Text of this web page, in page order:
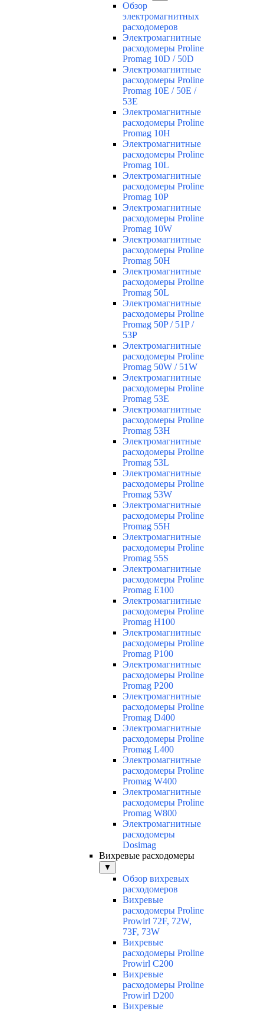
Обзор
электромагнитных
расходомеров
Электромагнитные
расходомеры Proline
Promag 10D / 50D
Электромагнитные
расходомеры Proline
Promag 10E / 50E /
53E
Электромагнитные
расходомеры Proline
Promag 10H
Электромагнитные
расходомеры Proline
Promag 10L
Электромагнитные
расходомеры Proline
Promag 10P
Электромагнитные
расходомеры Proline
Promag 10W
Электромагнитные
расходомеры Proline
Promag 50H
Электромагнитные
расходомеры Proline
Promag 50L
Электромагнитные
расходомеры Proline
Promag 50P / 51P /
53P
Электромагнитные
расходомеры Proline
Promag 50W / 51W
Электромагнитные
расходомеры Proline
Promag 53E
Электромагнитные
расходомеры Proline
Promag 53H
Электромагнитные
расходомеры Proline
Promag 53L
Электромагнитные
расходомеры Proline
Promag 53W
Электромагнитные
расходомеры Proline
Promag 55H
Электромагнитные
расходомеры Proline
Promag 55S
Электромагнитные
расходомеры Proline
Promag E100
Электромагнитные
расходомеры Proline
Promag H100
Электромагнитные
расходомеры Proline
Promag P100
Электромагнитные
расходомеры Proline
Promag P200
Электромагнитные
расходомеры Proline
Promag D400
Электромагнитные
расходомеры Proline
Promag L400
Электромагнитные
расходомеры Proline
Promag W400
Электромагнитные
расходомеры Proline
Promag W800
Электромагнитные
расходомеры
Dosimag
Вихревые расходомеры
▼
Обзор вихревых
расходомеров
Вихревые
расходомеры Proline
Prowirl 72F, 72W,
73F, 73W
Вихревые
расходомеры Proline
Prowirl C200
Вихревые
расходомеры Proline
Prowirl D200
Вихревые